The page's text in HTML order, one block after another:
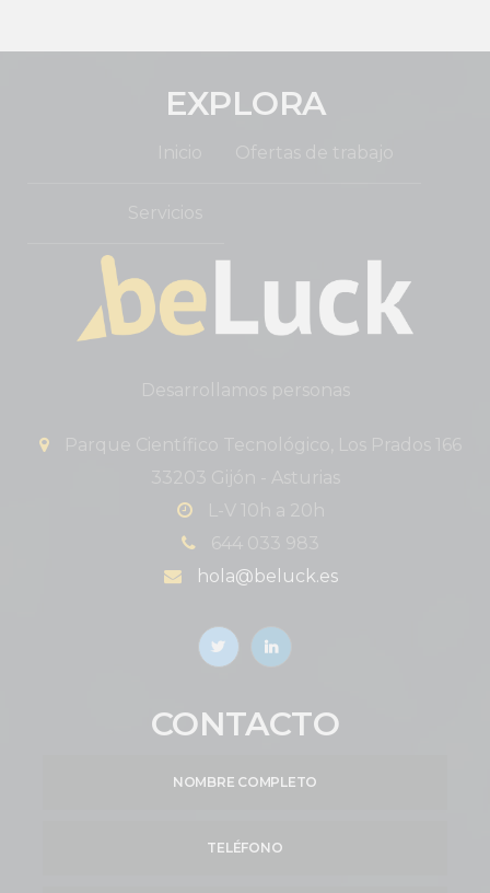
EXPLORA
hola@beluck.es
CONTACTO